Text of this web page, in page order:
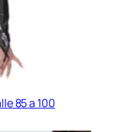
85 a 100